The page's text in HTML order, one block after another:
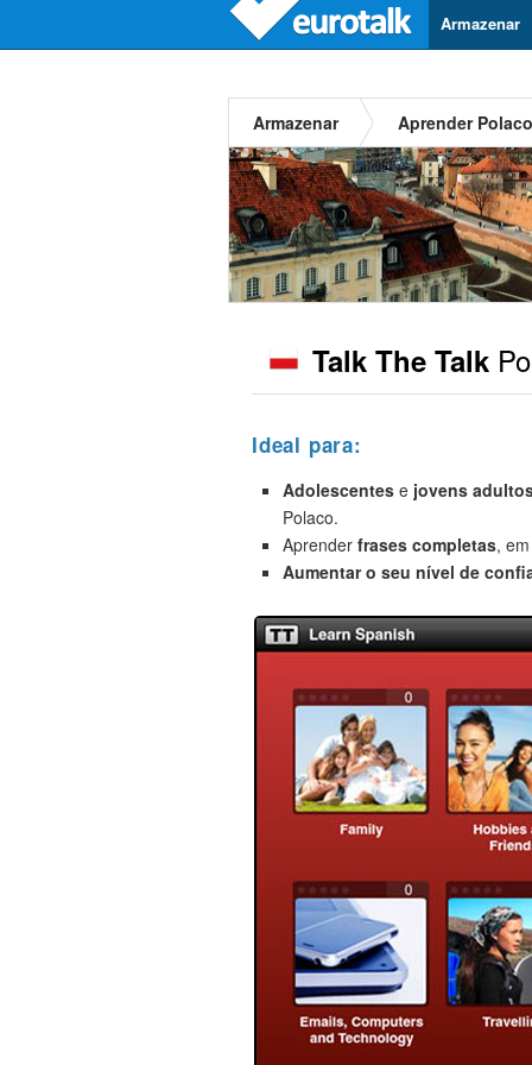
Armazenar
Armazenar Aprender Polaco
Talk The Talk
Ideal para:
Adolescentes e jovens
Polaco.
Aprender frases completas,
Aumentar o seu nível de